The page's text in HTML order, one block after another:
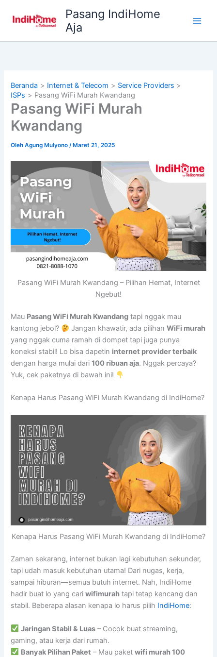
Pasang IndiHome
Aja
Beranda Internet & Telecom
Service Providers
ISPs
Pasang WiFi Murah Kwandang
Pasang WiFi Murah
Kwandang
OlehAgung Mulyono/ Maret 21, 2025
Pasang WiFi Murah Kwandang – Pilihan Hemat, Internet
Ngebut!
Mau Pasang WiFi Murah Kwandang tapi nggak mau
kantong jebol?
Jangan khawatir, ada pilihanWiFi murah
yang nggak cuma ramah di dompet tapi juga punya
koneksi stabil! Lo bisa dapetin internet provider terbaik
dengan harga mulai dari100 ribuan aja. Nggak percaya?
Yuk, cek paketnya di bawah ini!
Kenapa Harus Pasang WiFi Murah Kwandang di IndiHome?
Kenapa Harus Pasang WiFi Murah Kwandang di IndiHome?
Zaman sekarang, internet bukan lagi kebutuhan sekunder,
tapi udah masuk kebutuhan utama! Dari nugas, kerja,
sampai hiburan—semua butuh internet. Nah, IndiHome
hadir buat lo yang cariwifimurah tapi tetap kencang dan
stabil. Beberapa alasan kenapa lo harus pilih IndiHome:
Jaringan Stabil & Luas – Cocok buat streaming,
gaming, atau kerja dari rumah.
Banyak Pilihan Paket – Mau paketwifi murah 100